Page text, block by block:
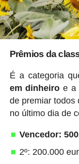
Prêmios da
É a categoria
em dinheiro e a
de premiar todos
no último dia de
Vencedor:
2º: 200.000